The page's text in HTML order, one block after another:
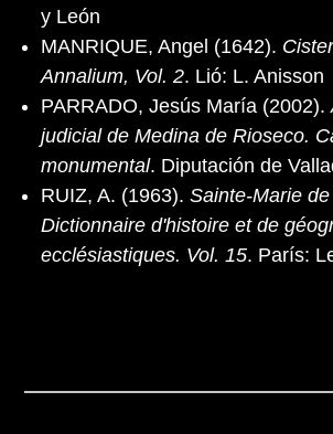
y León
MANRIQUE, Angel (1642).
Annalium, Vol. 2. Lió: L. Anisson
PARRADO, Jesús María (2002).
judicial de Medina de Rioseco.
monumental. Diputación de
RUIZ, A. (1963). Sainte-Marie de
Dictionnaire d'histoire et de
ecclésiastiques. Vol. 15. París: